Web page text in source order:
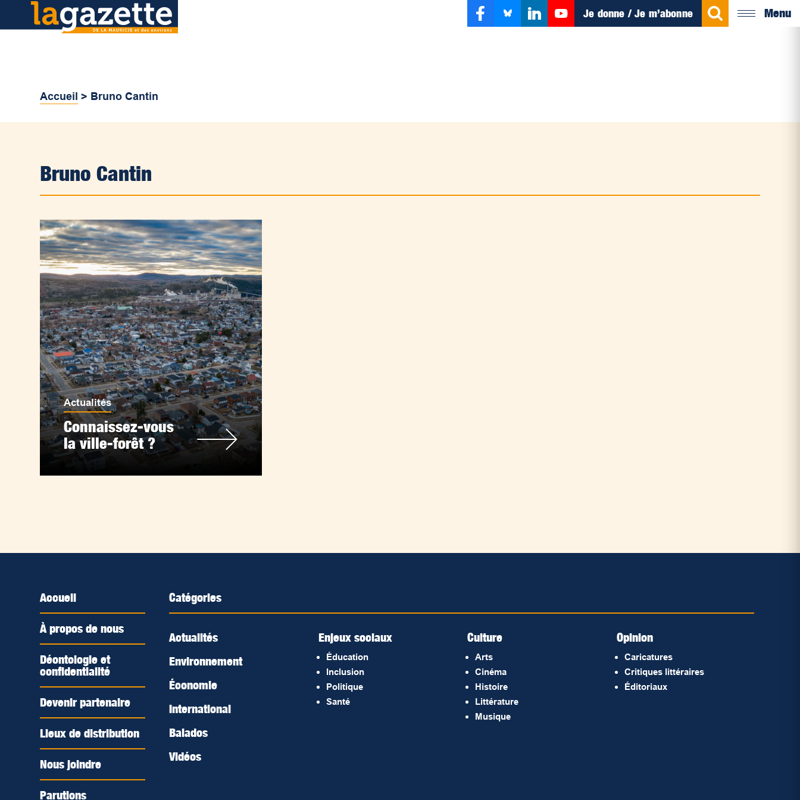
Je donne / Je m’abonne Menu
Accueil > Bruno Cantin
Bruno Cantin
Actualités
Connaissez-vous
la ville-forêt ?
Accueil
À propos de nous
Déontologie et
confidentialité
Devenir partenaire
Lieux de distribution
Nous joindre
Parutions
Catégories
Actualités
Environnement
Économie
International
Balados
Vidéos
Enjeux sociaux
Éducation
Inclusion
Politique
Santé
Culture
Arts
Cinéma
Histoire
Littérature
Musique
Opinion
Caricatures
Critiques littéraires
Éditoriaux